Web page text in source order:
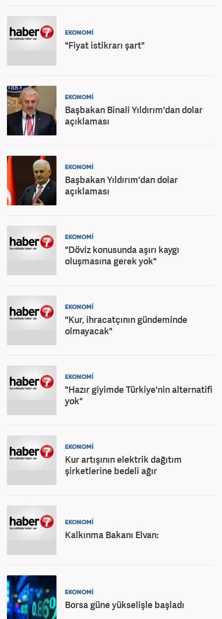
EKONOMİ
"Fiyat istikrarı şart"
EKONOMİ
Başbakan Binali Yıldırım'dan dolar
açıklaması
EKONOMİ
Başbakan Yıldırım'dan dolar
açıklaması
EKONOMİ
"Döviz konusunda aşırı kaygı
oluşmasına gerek yok"
EKONOMİ
"Kur, ihracatçının gündeminde
olmayacak"
EKONOMİ
"Hazır giyimde Türkiye'nin alternatifi
yok"
EKONOMİ
Kur artışının elektrik dağıtım
şirketlerine bedeli ağır
EKONOMİ
Kalkınma Bakanı Elvan:
EKONOMİ
Borsa güne yükselişle başladı